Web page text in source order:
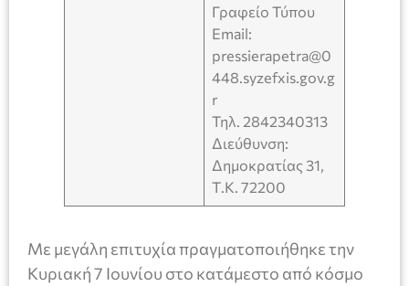
Γραφείο Τύπου
Email:
pressierapetra@0
448.syzefxis.gov.g
r
Τηλ. 2842340313
Διεύθυνση:
Δημοκρατίας 31,
Τ.Κ. 72200
Με μεγάλη επιτυχία πραγματοποιήθηκε την
Κυριακή 7 Ιουνίου στο κατάμεστο από κόσμο